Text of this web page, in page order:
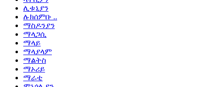
ሊቱኒያን
ሉክሰምቡ ..
ማስዶንያን
ማላጋሲ
ማላይ
ማላያላም
ማልትስ
ማኦሪይ
ማራቲ